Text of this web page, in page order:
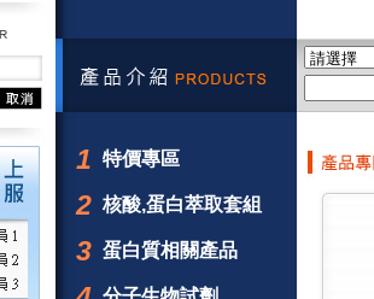
1 特價專區
2 核酸,蛋白萃取套組
3 蛋白質相關產品